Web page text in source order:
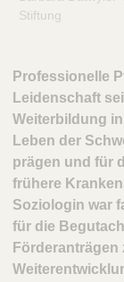
Stiftung
Professionelle
Leidenschaft
Weiterbildung
Leben der
prägen und für
frühere
Soziologin war
für die